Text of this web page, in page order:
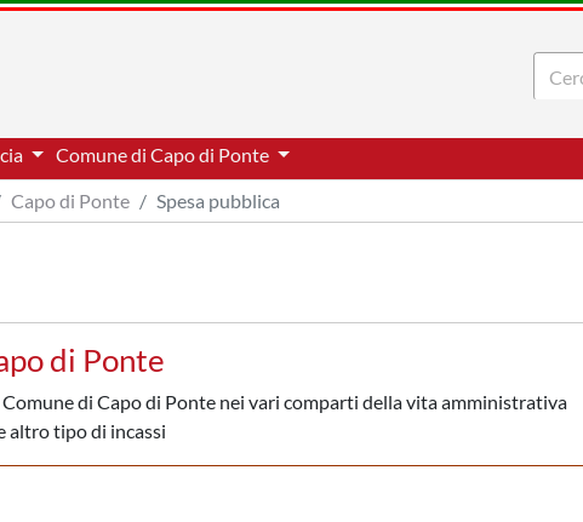
Comune di Capo di Ponte
Capo di Ponte Spesa pubblica
di Ponte
di Capo di Ponte nei vari comparti della vita amministrativa
altro tipo di incassi